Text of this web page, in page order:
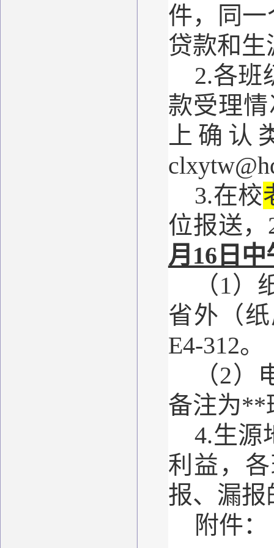
件，同
贷款和生
2.各班
款受理
上确认
3.在校
位报送，
月16日中
（1
省外（
E4-312。
（2
备注为**
4.生源
利益，
报、漏报
附件：